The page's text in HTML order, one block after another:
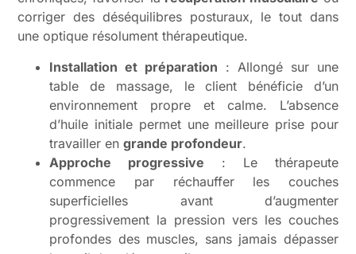
corriger des déséquilibres posturaux, le tout dans
une optique résolument thérapeutique.
Installation et préparation : Allongé sur une
table de massage, le client bénéficie d’un
environnement propre et calme. L’absence
d’huile initiale permet une meilleure prise pour
travailler engrande profondeur.
Approche progressive : Le thérapeute
commence par réchauffer les couches
superficielles avant d’augmenter
progressivement la pression vers les couches
profondes des muscles, sans jamais dépasser